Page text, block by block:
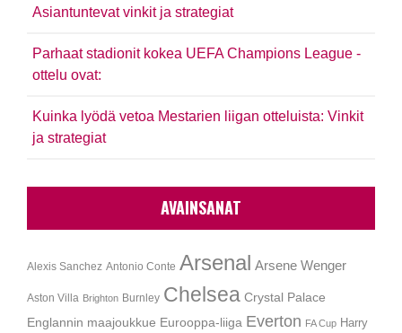
Asiantuntevat vinkit ja strategiat
Parhaat stadionit kokea UEFA Champions League -
ottelu ovat:
Kuinka lyödä vetoa Mestarien liigan otteluista: Vinkit
ja strategiat
AVAINSANAT
Alexis Sanchez Antonio Conte Arsenal Arsene Wenger
Aston Villa Brighton Burnley Chelsea Crystal Palace
Englannin maajoukkue Eurooppa-liiga Everton FA Cup Harry